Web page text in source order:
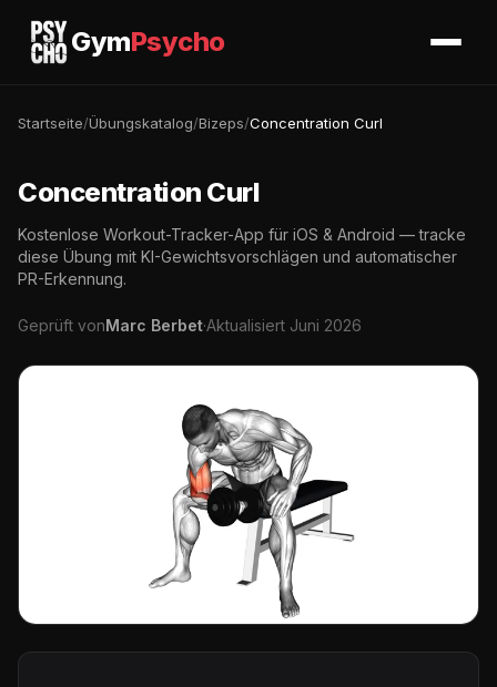
GymPsycho
Startseite/Übungskatalog/Bizeps/Concentration Curl
Concentration Curl
Kostenlose Workout-Tracker-App für iOS & Android — tracke
diese Übung mit KI-Gewichtsvorschlägen und automatischer
PR-Erkennung.
Geprüft vonMarc Berbet·Aktualisiert Juni 2026